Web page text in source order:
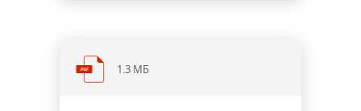
1.3 МБ